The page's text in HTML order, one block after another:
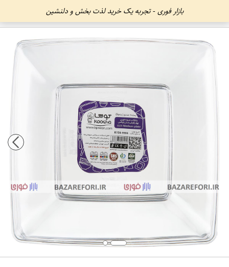
بازار فوری - تجربه یک خرید لذت بخش و دلنشین